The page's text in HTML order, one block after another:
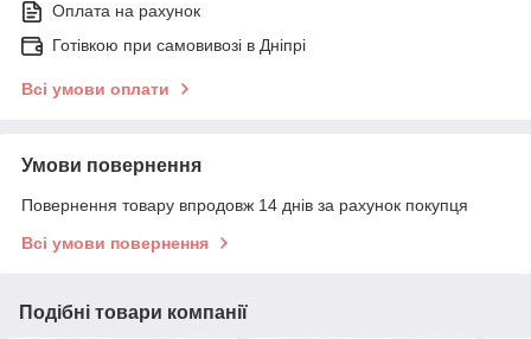
Оплата на рахунок
Готівкою при самовивозі в Дніпрі
Всі умови оплати
Умови повернення
Повернення товару впродовж 14 днів за рахунок покупця
Всі умови повернення
Подібні товари компанії